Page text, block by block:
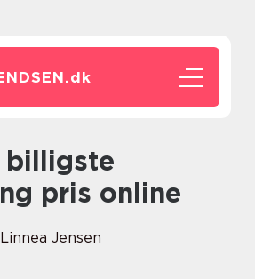
dk
pris online
Linnea Jensen